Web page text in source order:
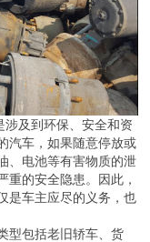
涉及到环保、安全和资
汽车，如果随意停放或
、电池等有害物质的泄
重的安全隐患。因此，
是车主应尽的义务，也
型包括老旧轿车、货